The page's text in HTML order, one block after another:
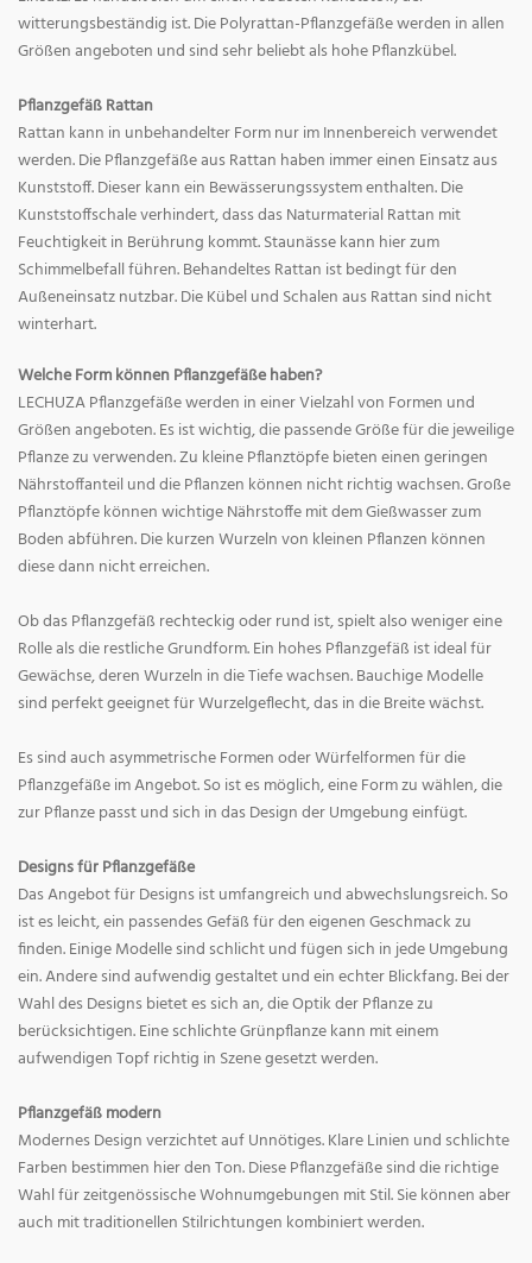
witterungsbeständig ist. Die Polyrattan-Pflanzgefäße werden in allen
Größen angeboten und sind sehr beliebt als hohe Pflanzkübel.
Pflanzgefäß Rattan
Rattan kann in unbehandelter Form nur im Innenbereich verwendet
werden. Die Pflanzgefäße aus Rattan haben immer einen Einsatz aus
Kunststoff. Dieser kann ein Bewässerungssystem enthalten. Die
Kunststoffschale verhindert, dass das Naturmaterial Rattan mit
Feuchtigkeit in Berührung kommt. Staunässe kann hier zum
Schimmelbefall führen. Behandeltes Rattan ist bedingt für den
Außeneinsatz nutzbar. Die Kübel und Schalen aus Rattan sind nicht
winterhart.
Welche Form können Pflanzgefäße haben?
LECHUZA Pflanzgefäße werden in einer Vielzahl von Formen und
Größen angeboten. Es ist wichtig, die passende Größe für die jeweilige
Pflanze zu verwenden. Zu kleine Pflanztöpfe bieten einen geringen
Nährstoffanteil und die Pflanzen können nicht richtig wachsen. Große
Pflanztöpfe können wichtige Nährstoffe mit dem Gießwasser zum
Boden abführen. Die kurzen Wurzeln von kleinen Pflanzen können
diese dann nicht erreichen.
Ob das Pflanzgefäß rechteckig oder rund ist, spielt also weniger eine
Rolle als die restliche Grundform. Ein hohes Pflanzgefäß ist ideal für
Gewächse, deren Wurzeln in die Tiefe wachsen. Bauchige Modelle
sind perfekt geeignet für Wurzelgeflecht, das in die Breite wächst.
Es sind auch asymmetrische Formen oder Würfelformen für die
Pflanzgefäße im Angebot. So ist es möglich, eine Form zu wählen, die
zur Pflanze passt und sich in das Design der Umgebung einfügt.
Designs für Pflanzgefäße
Das Angebot für Designs ist umfangreich und abwechslungsreich. So
ist es leicht, ein passendes Gefäß für den eigenen Geschmack zu
finden. Einige Modelle sind schlicht und fügen sich in jede Umgebung
ein. Andere sind aufwendig gestaltet und ein echter Blickfang. Bei der
Wahl des Designs bietet es sich an, die Optik der Pflanze zu
berücksichtigen. Eine schlichte Grünpflanze kann mit einem
aufwendigen Topf richtig in Szene gesetzt werden.
Pflanzgefäß modern
Modernes Design verzichtet auf Unnötiges. Klare Linien und schlichte
Farben bestimmen hier den Ton. Diese Pflanzgefäße sind die richtige
Wahl für zeitgenössische Wohnumgebungen mit Stil. Sie können aber
auch mit traditionellen Stilrichtungen kombiniert werden.